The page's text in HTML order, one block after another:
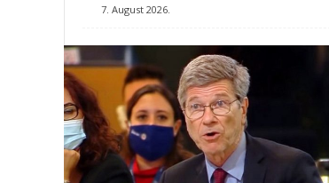
7. August 2026.